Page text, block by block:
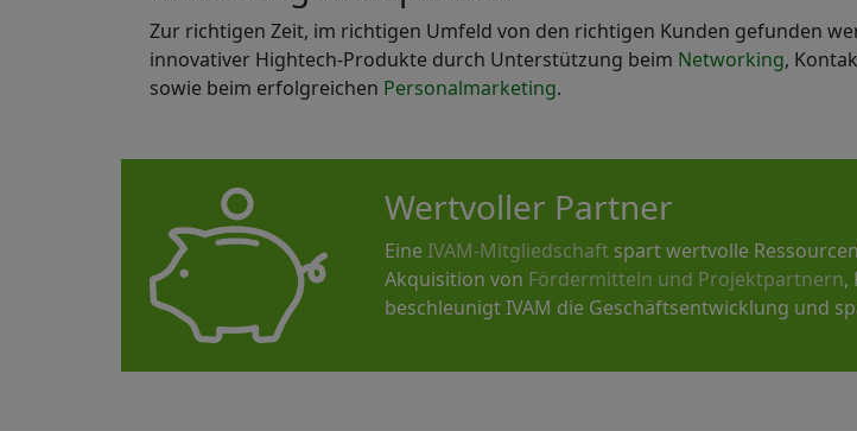
Zur richtigen Zeit, im richtigen Umfeld von den richtigen Kunden gefunden
innovativer Hightech-Produkte durch Unterstützung beim Networking,
sowie beim erfolgreichen Personalmarketing.
Wertvoller Partner
Eine IVAM-Mitgliedschaft spart wertvolle
Akquisition von Fördermitteln und Projektpartnern,
beschleunigt IVAM die Geschäftsentwicklung und